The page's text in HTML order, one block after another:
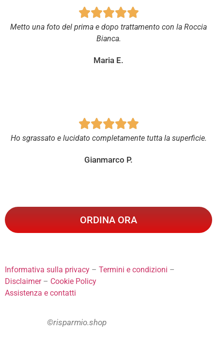

Metto una foto del prima e dopo trattamento con la Roccia
Bianca.
Maria E.

Ho sgrassato e lucidato completamente tutta la superficie.
Gianmarco P.
ORDINA ORA
Informativa sulla privacy – Termini e condizioni –
Disclaimer– Cookie Policy
Assistenza e contatti
©risparmio.shop